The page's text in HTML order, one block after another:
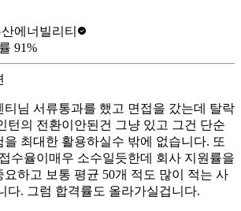
에너빌리티
91%
티님 서류통과를 했고 면접을 갔는데 탈락
턴의 전환이안된건 그냥 있고 그건 단순
을 최대한 활용하실수 밖에 없습니다. 또
수율이매우 소수일듯한데 회사 지원률을
요하고 보통 평균 50개 적도 많이 적는 사
다. 그럼 합격률도 올라가실겁니다.